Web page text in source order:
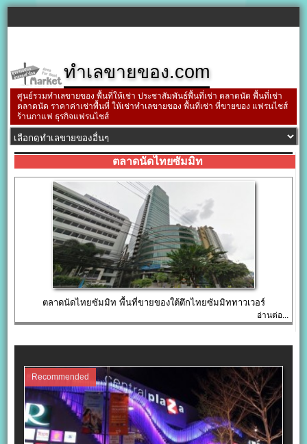
ทำเลขายของ.com
ศูนย์รวมทำเลขายของ พื้นที่ให้เช่า ประชาสัมพันธ์พื้นที่เช่า ตลาดนัด พื้นที่เช่า
ตลาดนัด ราคาค่าเช่าพื้นที่ ให้เช่าทำเลขายของ พื้นที่เช่า ที่ขายของ แฟรนไชส์
ร้านกาแฟ ธุรกิจแฟรนไชส์
ตลาดนัดไทยซัมมิท
ตลาดนัดไทยซัมมิท พื้นที่ขายของใต้ตึกไทยซัมมิททาวเวอร์
อ่านต่อ...
Recommended